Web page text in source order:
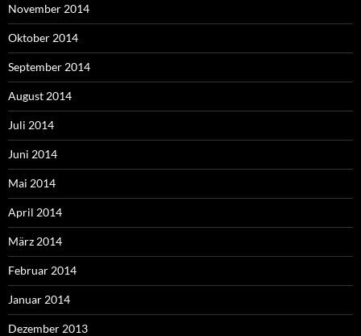
November 2014
Oktober 2014
September 2014
August 2014
Juli 2014
Juni 2014
Mai 2014
April 2014
März 2014
Februar 2014
Januar 2014
Dezember 2013